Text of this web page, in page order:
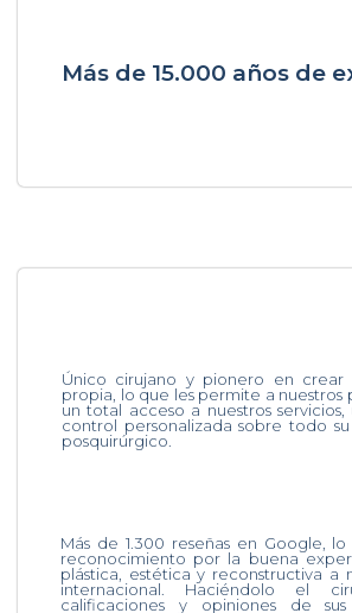
Más de 15.000 años de
Único cirujano y pionero en crear
propia, lo que les permite a nuestros
un total acceso a nuestros
control personalizada sobre todo
posquirúrgico.
Más de 1.300 reseñas en Google,
reconocimiento por la buena
plástica, estética y reconstructiva a
internacional. Haciéndolo el
calificaciones y opiniones de